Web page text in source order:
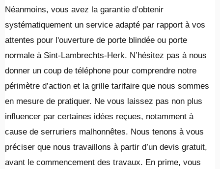
Néanmoins, vous avez la garantie d’obtenir
systématiquement un service adapté par rapport à vos
attentes pour l'ouverture de porte blindée ou porte
normale à Sint-Lambrechts-Herk. N’hésitez pas à nous
donner un coup de téléphone pour comprendre notre
périmètre d’action et la grille tarifaire que nous sommes
en mesure de pratiquer. Ne vous laissez pas non plus
influencer par certaines idées reçues, notamment à
cause de serruriers malhonnêtes. Nous tenons à vous
préciser que nous travaillons à partir d’un devis gratuit,
avant le commencement des travaux. En prime, vous